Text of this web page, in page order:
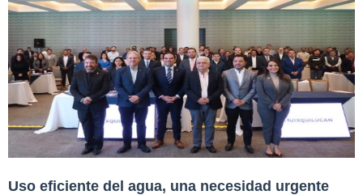
Uso eficiente del agua, una necesidad urgente